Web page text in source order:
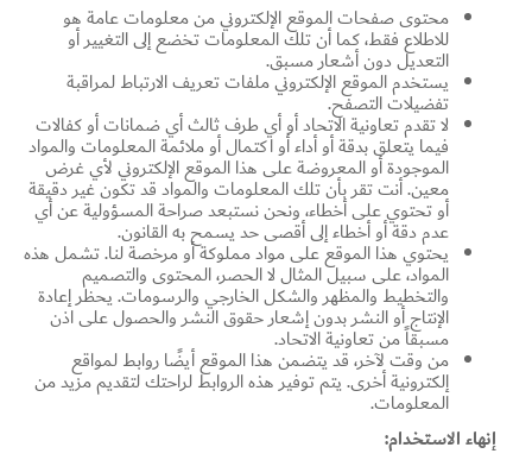
محتوى صفحات الموقع الإلكتروني من معلومات عامة هو
للاطلاع فقط، كما أن تلك المعلومات تخضع إلى التغيير أو
التعديل دون أشعار مسبق.
يستخدم الموقع الإلكتروني ملفات تعريف الارتباط لمراقبة
تفضيلات التصفح.
لا تقدم تعاونية الاتحاد أو أي طرف ثالث أي ضمانات أو كفالات
فيما يتعلق بدقة أو أداء أو اكتمال أو ملائمة المعلومات والمواد
الموجودة أو المعروضة على هذا الموقع الإلكتروني لأي غرض
معين. أنت تقر بأن تلك المعلومات والمواد قد تكون غير دقيقة
أو تحتوي على أخطاء، ونحن نستبعد صراحة المسؤولية عن أي
عدم دقة أو أخطاء إلى أقصى حد يسمح به القانون.
يحتوي هذا الموقع على مواد مملوكة أو مرخصة لنا. تشمل هذه
المواد، على سبيل المثال لا الحصر، المحتوى والتصميم
والتخطيط والمظهر والشكل الخارجي والرسومات. يحظر إعادة
الإنتاج أو النشر بدون إشعار حقوق النشر والحصول على اذن
مسبقاً من تعاونية الاتحاد.
من وقت لآخر، قد يتضمن هذا الموقع أيضًا روابط لمواقع
إلكترونية أخرى. يتم توفير هذه الروابط لراحتك لتقديم مزيد من
المعلومات.
إنهاء الاستخدام: